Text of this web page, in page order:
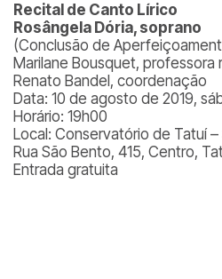
Recital de Canto Lírico
Rosângela Dória, soprano
(Conclusão de
Marilane Bousquet, professora
Renato Bandel, coordenação
Data: 10 de agosto de 2019,
Horário: 19h00
Local: Conservatório de Tatuí
Rua São Bento, 415, Centro,
Entrada gratuita